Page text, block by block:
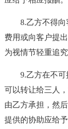
8.乙方不得
费用或向客户提
为视情节轻重追究
9.乙方在不
可以转让给三人
由乙方承担，然
提供的协助应给予